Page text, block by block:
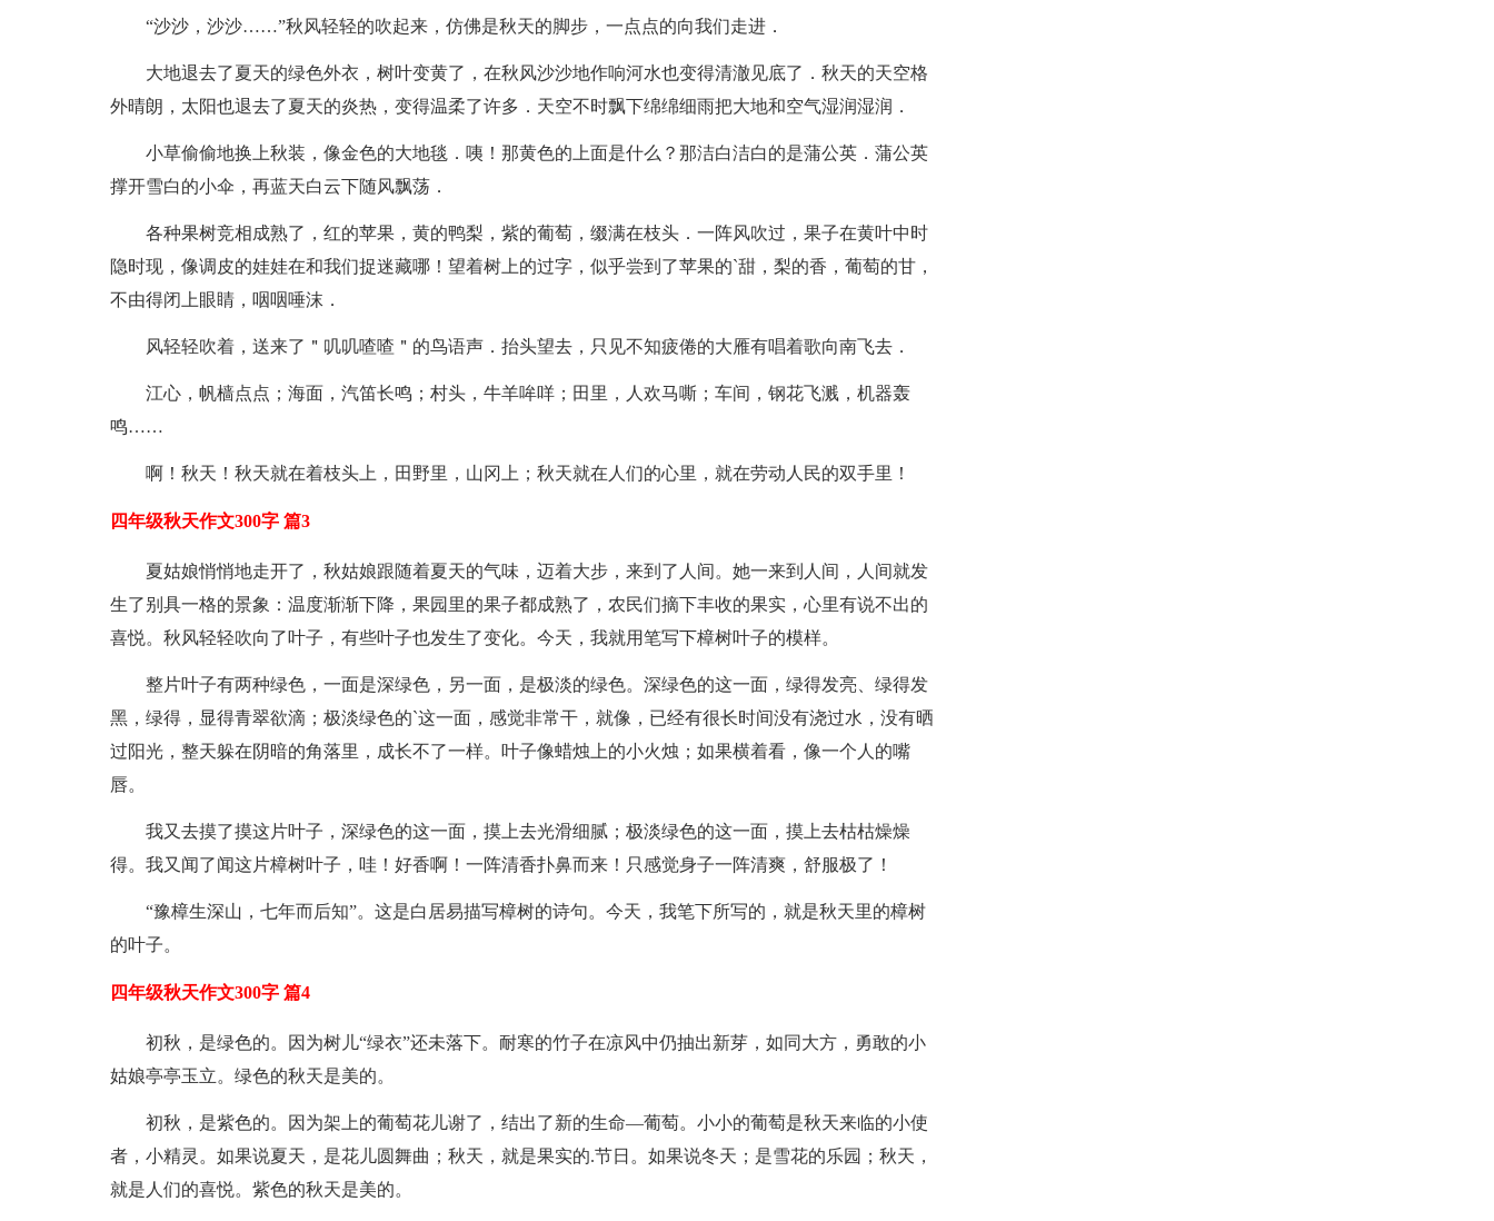
“沙沙，沙沙……”秋风轻轻的吹起来，仿佛是秋天的脚步，一点点的向我们走进．
大地退去了夏天的绿色外衣，树叶变黄了，在秋风沙沙地作响河水也变得清澈见底了．秋天的天空格
外晴朗，太阳也退去了夏天的炎热，变得温柔了许多．天空不时飘下绵绵细雨把大地和空气湿润湿润．
小草偷偷地换上秋装，像金色的大地毯．咦！那黄色的上面是什么？那洁白洁白的是蒲公英．蒲公英
撑开雪白的小伞，再蓝天白云下随风飘荡．
各种果树竞相成熟了，红的苹果，黄的鸭梨，紫的葡萄，缀满在枝头．一阵风吹过，果子在黄叶中时
隐时现，像调皮的娃娃在和我们捉迷藏哪！望着树上的过字，似乎尝到了苹果的`甜，梨的香，葡萄的甘，
不由得闭上眼睛，咽咽唾沫．
风轻轻吹着，送来了＂叽叽喳喳＂的鸟语声．抬头望去，只见不知疲倦的大雁有唱着歌向南飞去．
江心，帆樯点点；海面，汽笛长鸣；村头，牛羊哞咩；田里，人欢马嘶；车间，钢花飞溅，机器轰
鸣……
啊！秋天！秋天就在着枝头上，田野里，山冈上；秋天就在人们的心里，就在劳动人民的双手里！
四年级秋天作文300字 篇3
夏姑娘悄悄地走开了，秋姑娘跟随着夏天的气味，迈着大步，来到了人间。她一来到人间，人间就发
生了别具一格的景象：温度渐渐下降，果园里的果子都成熟了，农民们摘下丰收的果实，心里有说不出的
喜悦。秋风轻轻吹向了叶子，有些叶子也发生了变化。今天，我就用笔写下樟树叶子的模样。
整片叶子有两种绿色，一面是深绿色，另一面，是极淡的绿色。深绿色的这一面，绿得发亮、绿得发
黑，绿得，显得青翠欲滴；极淡绿色的`这一面，感觉非常干，就像，已经有很长时间没有浇过水，没有晒
过阳光，整天躲在阴暗的角落里，成长不了一样。叶子像蜡烛上的小火烛；如果横着看，像一个人的嘴
唇。
我又去摸了摸这片叶子，深绿色的这一面，摸上去光滑细腻；极淡绿色的这一面，摸上去枯枯燥燥
得。我又闻了闻这片樟树叶子，哇！好香啊！一阵清香扑鼻而来！只感觉身子一阵清爽，舒服极了！
“豫樟生深山，七年而后知”。这是白居易描写樟树的诗句。今天，我笔下所写的，就是秋天里的樟树
的叶子。
四年级秋天作文300字 篇4
初秋，是绿色的。因为树儿“绿衣”还未落下。耐寒的竹子在凉风中仍抽出新芽，如同大方，勇敢的小
姑娘亭亭玉立。绿色的秋天是美的。
初秋，是紫色的。因为架上的葡萄花儿谢了，结出了新的生命—葡萄。小小的葡萄是秋天来临的小使
者，小精灵。如果说夏天，是花儿圆舞曲；秋天，就是果实的.节日。如果说冬天；是雪花的乐园；秋天，
就是人们的喜悦。紫色的秋天是美的。